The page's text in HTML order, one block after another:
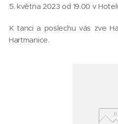
5. května 2023 od 19.00 v
K tanci a poslechu vás zve
Hartmanice.